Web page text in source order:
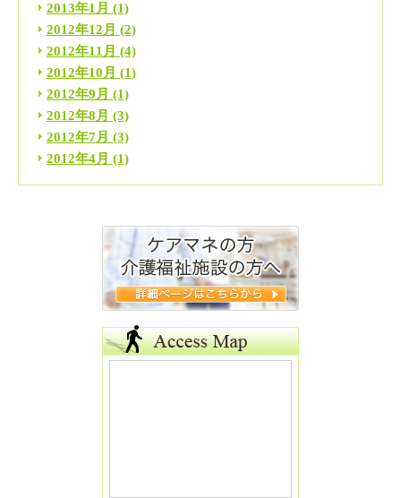
2013年1月 (1)
2012年12月 (2)
2012年11月 (4)
2012年10月 (1)
2012年9月 (1)
2012年8月 (3)
2012年7月 (3)
2012年4月 (1)